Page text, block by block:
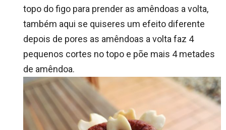
topo do figo para prender as amêndoas a volta,
também aqui se quiseres um efeito diferente
depois de pores as amêndoas a volta faz 4
pequenos cortes no topo e põe mais 4 metades
de amêndoa.